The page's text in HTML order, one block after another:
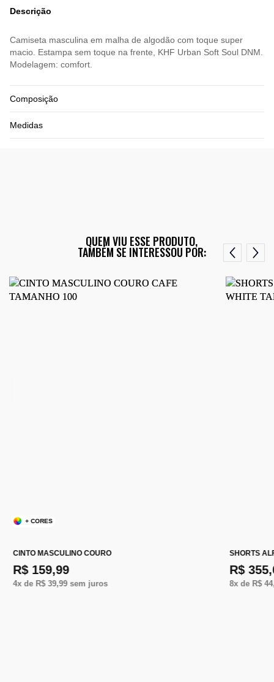
Descrição
Camiseta masculina em malha de algodão com toque super
macio. Estampa sem toque na frente, KHF Urban Soft Soul DNM.
Modelagem: comfort.
Composição
Medidas
QUEM VIU ESSE PRODUTO,
TAMBÉM SE INTERESSOU POR:
+ CORES
CINTO MASCULINO COURO
R$ 159,99
4x de R$ 39,99sem juros
SHORTS
R$
8x de R$